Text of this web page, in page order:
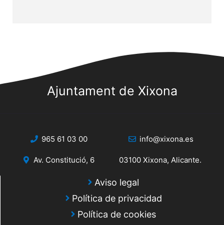
Ajuntament de Xixona
965 61 03 00 info@xixona.es
Av. Constitució, 6 03100 Xixona, Alicante.
Aviso legal
Política de privacidad
Política de cookies